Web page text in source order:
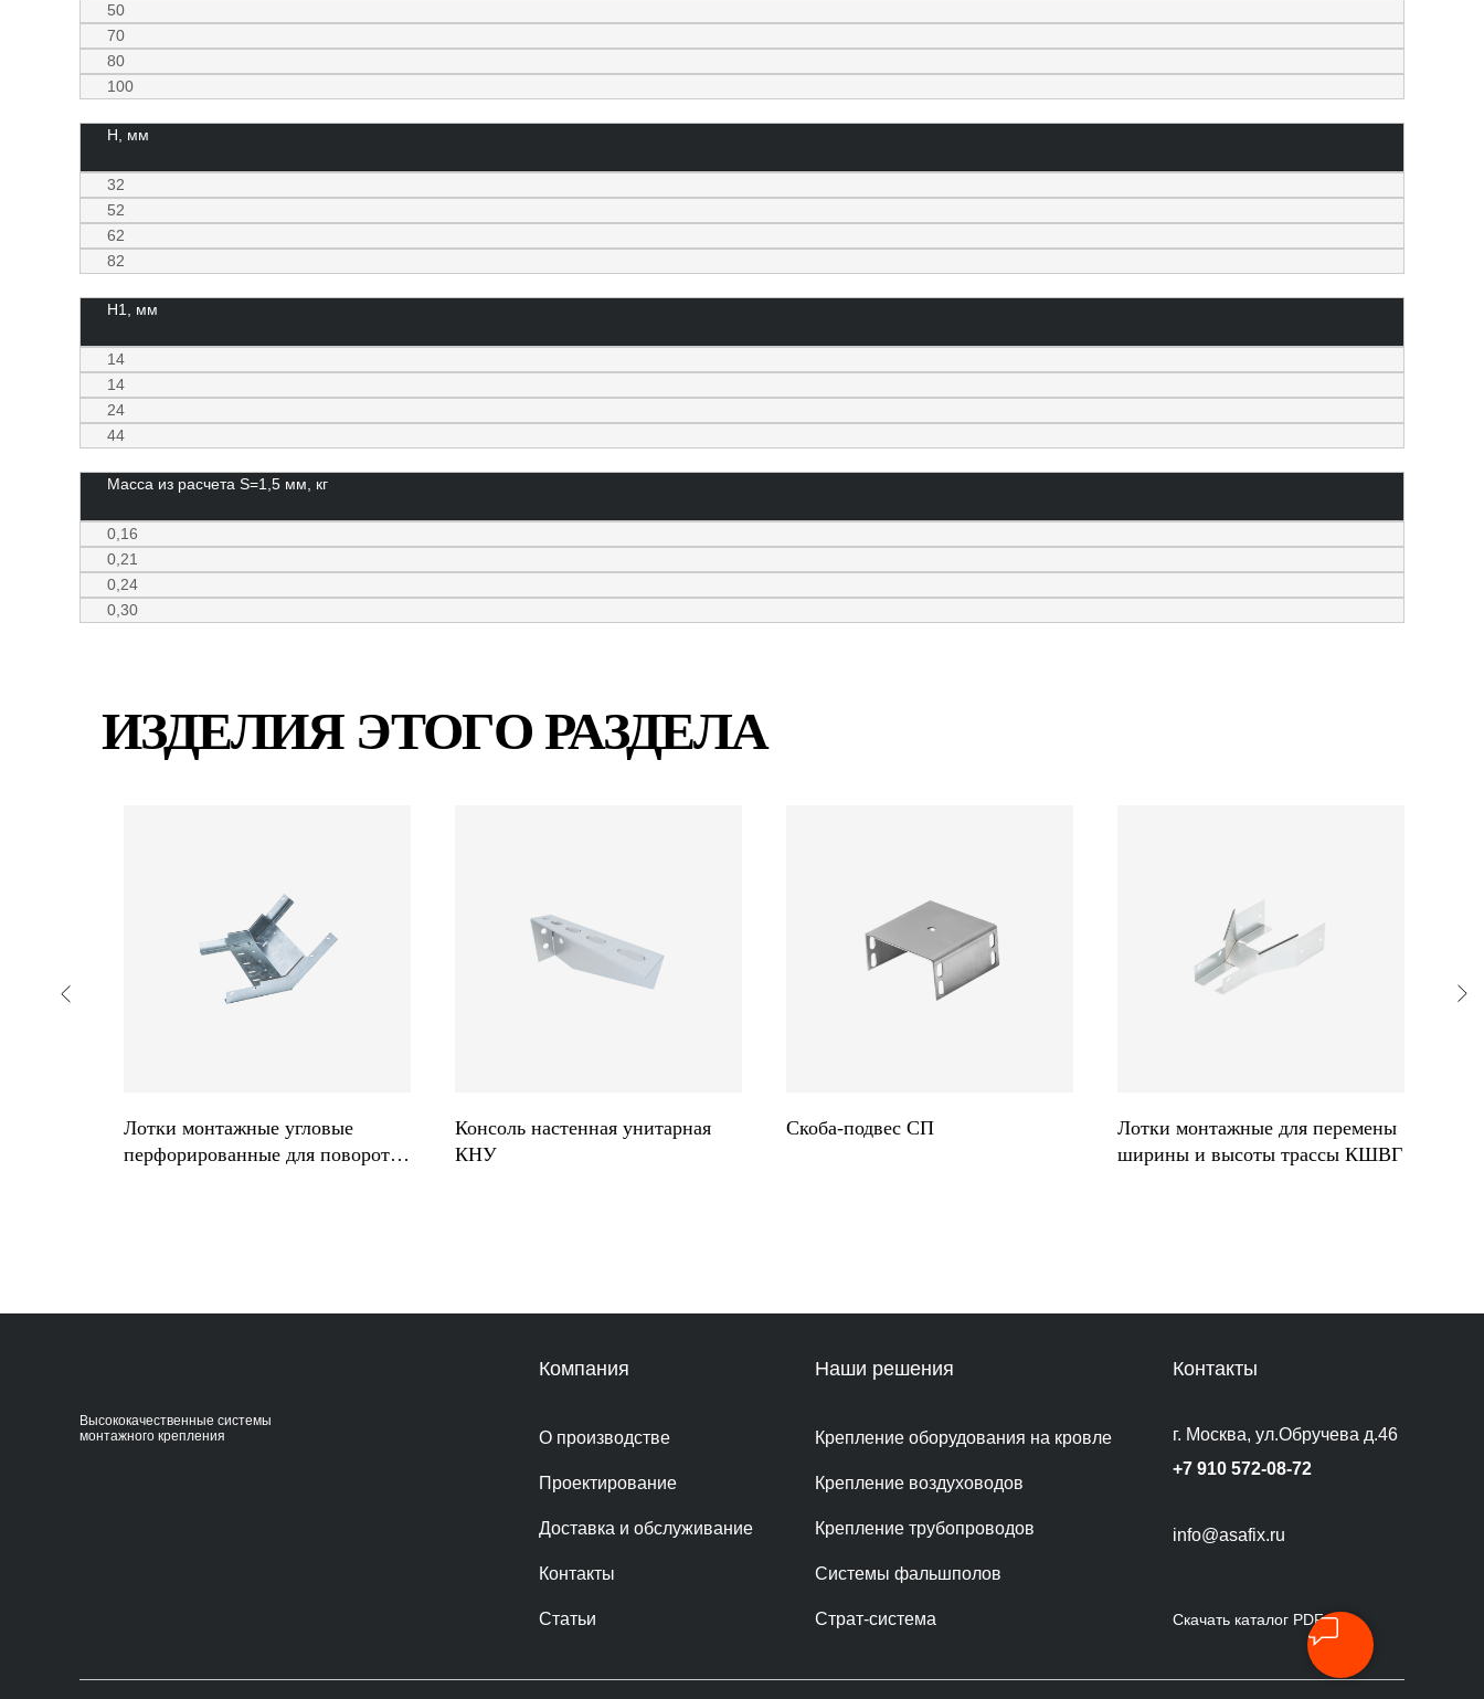
50
70
80
100
Н, мм
32
52
62
82
Н1, мм
14
14
24
44
Масса из расчета S=1,5 мм, кг
0,16
0,21
0,24
0,30
ИЗДЕЛИЯ ЭТОГО РАЗДЕЛА
Лотки монтажные угловые
перфорированные для поворота
Консоль настенная унитарная
КНУ
Скоба-подвес СП
Лотки монтажные для перемены
ширины и высоты трассы КШВГ
Высококачественные системы
монтажного крепления
Контакты
+7 910 572-08-72
info@asafix.ru
г. Москва, ул.Обручева д.46
Наши решения
Страт-система
Крепление оборудования на кровле
Крепление воздуховодов
Крепление трубопроводов
Системы фальшполов
Скачать каталог PDF
Компания
О производстве
Проектирование
Доставка и обслуживание
Контакты
Статьи